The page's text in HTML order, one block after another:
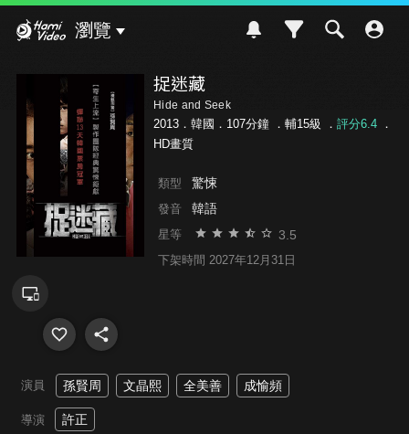
瀏覽
捉迷藏
Hide and Seek
2013．韓國．107分鐘 ． 輔15級 ． 評分6.4．
HD畫質
類型 驚悚
發音 韓語
星等 3.5
下架時間 2027年12月31日
演員 孫賢周 文晶熙 全美善 成愉頻
導演 許正